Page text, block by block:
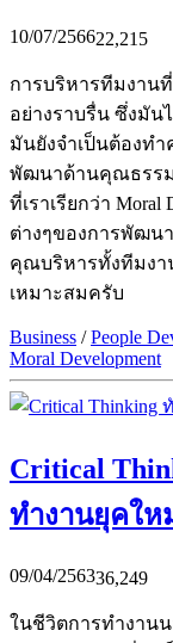
10/07/256622,215
การบริหารทีมงาน
อย่างราบรื่น ซึ่งมัน
มันยังจำเป็นต้องท
พัฒนาด้านคุณธรรม
ที่เราเรียกว่า
ต่างๆของการพัฒน
คุณบริหารทั้งทีมงา
เหมาะสมครับ
Business /People
Moral Development
Critical
ทำงานยุคให
09/04/256336,249
ในชีวิตการทำงาน